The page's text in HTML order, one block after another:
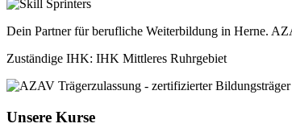
Dein Partner für berufliche Weiterbildung in Herne.
Zuständige IHK: IHK Mittleres Ruhrgebiet
Unsere Kurse